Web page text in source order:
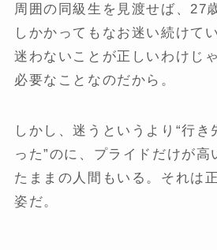
周囲の同級生を見渡せば、27
しかかってもなお迷い続けて
迷わないことが正しいわけじ
必要なことなのだから。
しかし、迷うというより“行き
った”のに、プライドだけが高
たままの人間もいる。それは
姿だ。